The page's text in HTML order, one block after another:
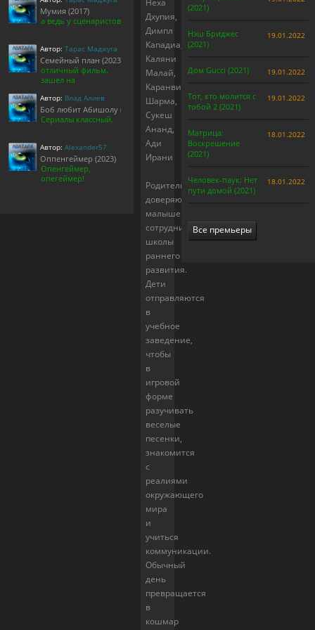
Неха
Дхупия,
Димпл
Кападиа,
Каляни
Малай,
Каранвир
Шарма,
Сукеш
Ананд,
Ади
Ирани
Родители
доверяют
малышей
сотрудникам
школы
раннего
развития.
Дети
отправляются
в
учебное
заведение,
чтобы
в
игровой
форме
разучивать
веселые
песенки,
знакомится
с
реалиями
окружающего
мира
и
учиться
коммуникации.
Обычный
день
превращается
в
кошмар
Мумия (2017)
а ведь у сценаристов
Автор: Тарас Маджуга
Семейный план (2023)
отличный фильм.
зашел на
Автор: Влад Алиев
Боб любит Абишолу (1-5 сезон)
Сериалы классный.
Автор: Alexander57
Оппенгеймер (2023)
Опенгеймер,
опегеймер!
(2021)
Нэш Бриджес
(2021)
19.01.2022
Дом Gucci (2021) 19.01.2022
Тот, кто молится с
тобой 2 (2021)
19.01.2022
Матрица:
Воскрешение
(2021)
18.01.2022
Человек-паук: Нет
пути домой (2021)
18.01.2022
Все премьеры